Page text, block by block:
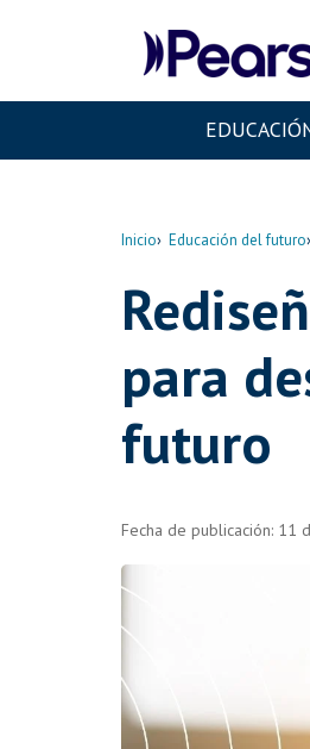
Inicio Educación del futuro
para
futuro
Fecha de publicación: 11